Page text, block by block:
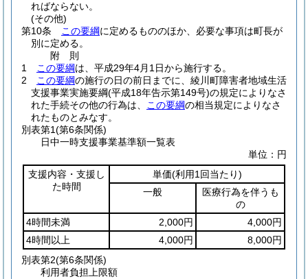
ればならない。
(その他)
第10条
この要綱に定めるもののほか、必要な事項は町長が
別に定める。
附 則
1
この要綱は、平成29年4月1日から施行する。
2
この要綱の施行の日の前日までに、綾川町障害者地域生活
支援事業実施要綱(平成18年告示第149号)の規定によりなさ
れた手続その他の行為は、
この要綱の相当規定によりなさ
れたものとみなす。
別表第1(第6条関係)
日中一時支援事業基準額一覧表
単位：円
支援内容・支援し
た時間
単価(利用1回当たり)
一般
医療行為を伴うも
の
4時間未満
2,000円
4,000円
4時間以上
4,000円
8,000円
別表第2(第6条関係)
利用者負担上限額